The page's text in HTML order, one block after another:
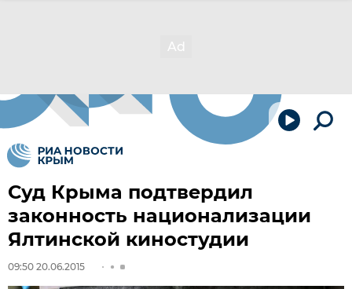
Суд Крыма подтвердил
законность национализации
Ялтинской киностудии
09:50 20.06.2015